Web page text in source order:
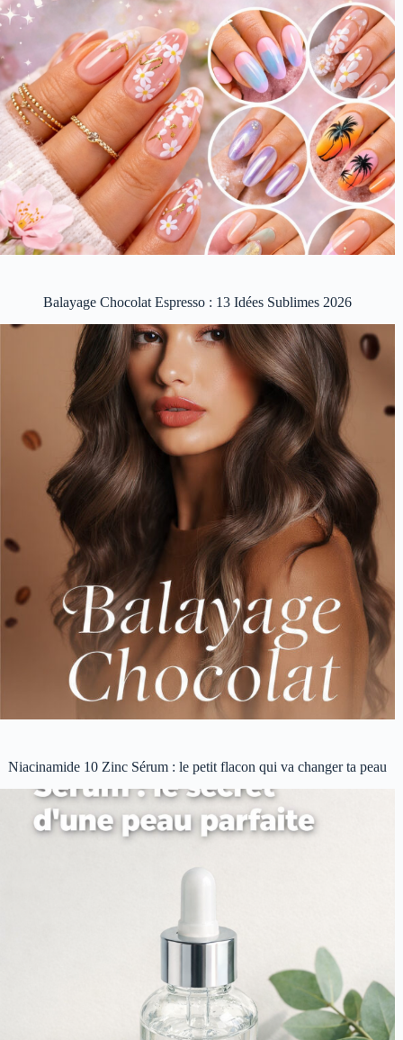
Balayage Chocolat Espresso : 13 Idées Sublimes 2026
Niacinamide 10 Zinc Sérum : le petit flacon qui va changer ta peau